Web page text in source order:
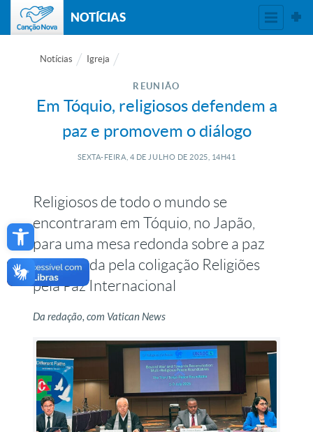
Open toolbar
NOTÍCIAS
Notícias Igreja
REUNIÃO
Em Tóquio, religiosos defendem a
paz e promovem o diálogo
SEXTA-FEIRA, 4 DE JULHO DE 2025, 14H41
Religiosos de todo o mundo se
encontraram em Tóquio, no Japão,
para uma mesa redonda sobre a paz
organizada pela coligação Religiões
pela Paz Internacional
Da redação, com Vatican News